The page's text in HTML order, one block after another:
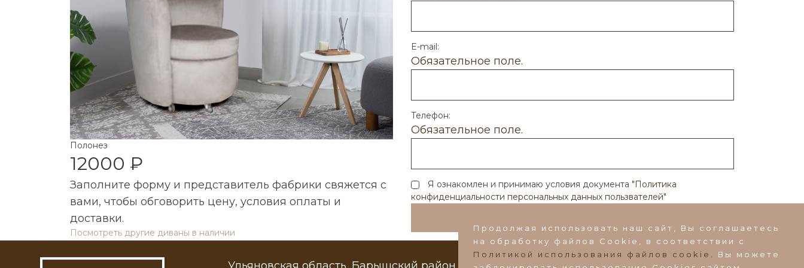
Продолжая использовать наш сайт, Вы соглашаетесь
на обработку файлов Сookie, в соответствии с
Политикой использования файлов cookie.
Вы можете
Полонез
12000 ₽
Заполните форму и представитель фабрики свяжется с
вами, чтобы обговорить цену, условия оплаты и
доставки.
Посмотреть другие диваны в наличии
E-mail:
Обязательное поле.
Телефон:
Обязательное поле.
Я ознакомлен и принимаю условия документа "Политика
конфиденциальности персональных данных пользвателей"
Я согласен с обработкой персональных данных
Написать в VK